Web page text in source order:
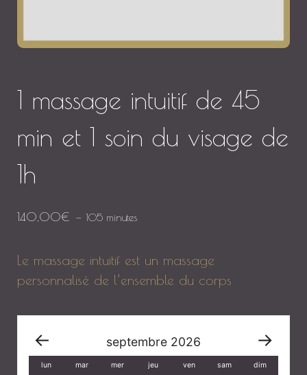
1 massage intuitif de 45
min et 1 soin du visage de
1h
140,00€ 105 minutes
Le massage intuitif est un massage
personnalisé de l’ensemble du corps
septembre 2026
lun mar mer jeu ven sam dim